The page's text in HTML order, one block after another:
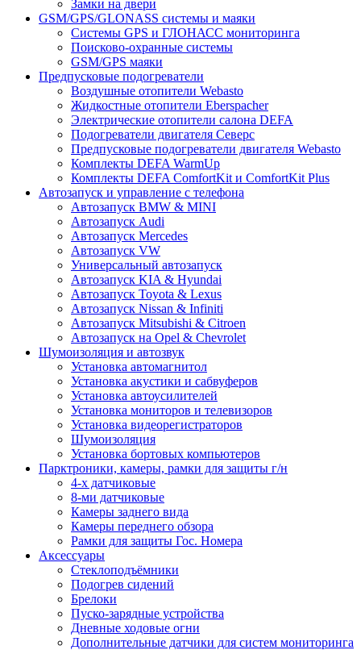
Замки на двери
GSM/GPS/GLONASS системы и маяки
Системы GPS и ГЛОНАСС мониторинга
Поисково-охранные системы
GSM/GPS маяки
Предпусковые подогреватели
Воздушные отопители Webasto
Жидкостные отопители Eberspacher
Электрические отопители салона DEFA
Подогреватели двигателя Северс
Предпусковые подогреватели двигателя Webasto
Комплекты DEFA WarmUp
Комплекты DEFA ComfortKit и ComfortKit Plus
Автозапуск и управление с телефона
Автозапуск BMW & MINI
Автозапуск Audi
Автозапуск Mercedes
Автозапуск VW
Универсальный автозапуск
Автозапуск KIA & Hyundai
Автозапуск Toyota & Lexus
Автозапуск Nissan & Infiniti
Автозапуск Mitsubishi & Citroen
Автозапуск на Opel & Chevrolet
Шумоизоляция и автозвук
Установка автомагнитол
Установка акустики и сабвуферов
Установка автоусилителей
Установка мониторов и телевизоров
Установка видеорегистраторов
Шумоизоляция
Установка бортовых компьютеров
Парктроники, камеры, рамки для защиты г/н
4-х датчиковые
8-ми датчиковые
Камеры заднего вида
Камеры переднего обзора
Рамки для защиты Гос. Номера
Аксессуары
Стеклоподъёмники
Подогрев сидений
Брелоки
Пуско-зарядные устройства
Дневные ходовые огни
Дополнительные датчики для систем мониторинга